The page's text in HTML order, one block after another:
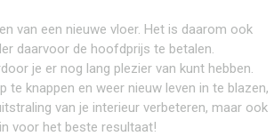
van een nieuwe vloer. Het is daarom ook
daarvoor de hoofdprijs te betalen.
je er nog lang plezier van kunt hebben.
knappen en weer nieuw leven in te blazen,
van je interieur verbeteren, maar ook
voor het beste resultaat!